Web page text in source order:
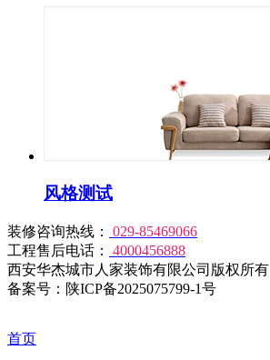
风格测试
装修咨询热线：
029-85469066
工程售后电话：
4000456888
西安华杰城市人家装饰有限公司版权所有
备案号：陕ICP备2025075799-1号
首页